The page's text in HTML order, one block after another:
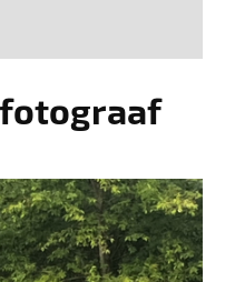
fotograaf